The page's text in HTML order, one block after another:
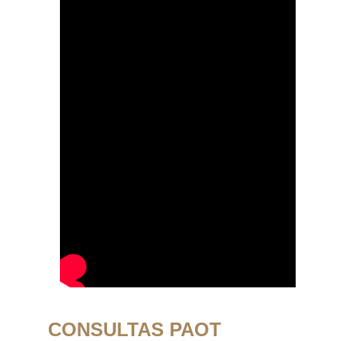
CONSULTAS PAOT